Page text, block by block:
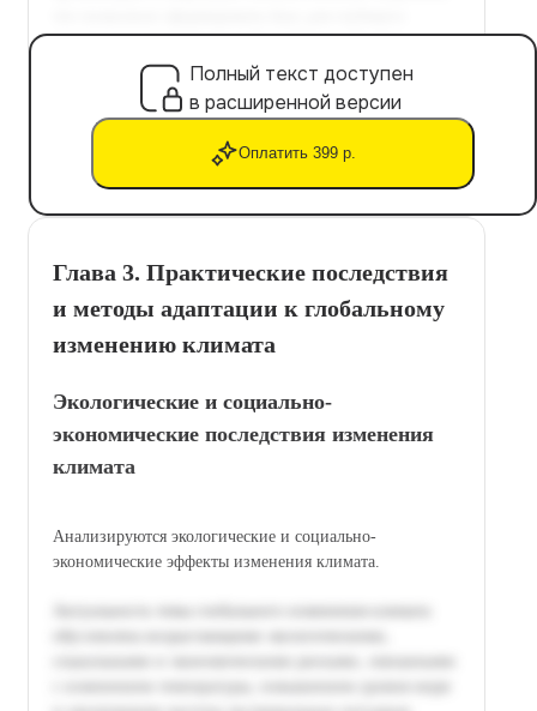
Полный текст доступен
в расширенной версии
Оплатить 399 р.
Глава 3. Практические последствия
и методы адаптации к глобальному
изменению климата
Экологические и социально-
экономические последствия изменения
климата
Анализируются экологические и социально-
экономические эффекты изменения климата.